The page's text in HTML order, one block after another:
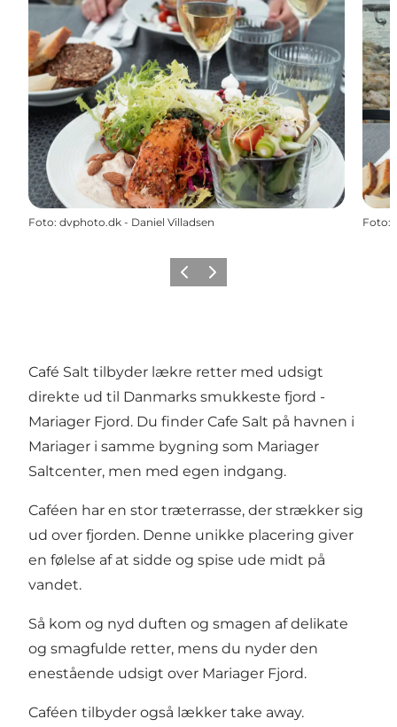
Foto: dvphoto.dk - Daniel Villadsen Foto:
Forrige billede
Næste billede
Café Salt tilbyder lækre retter med udsigt
direkte ud til Danmarks smukkeste fjord -
Mariager Fjord. Du finder Cafe Salt på havnen i
Mariager i samme bygning som Mariager
Saltcenter, men med egen indgang.
Caféen har en stor træterrasse, der strækker sig
ud over fjorden. Denne unikke placering giver
en følelse af at sidde og spise ude midt på
vandet.
Så kom og nyd duften og smagen af delikate
og smagfulde retter, mens du nyder den
enestående udsigt over Mariager Fjord.
Caféen tilbyder også lækker take away.